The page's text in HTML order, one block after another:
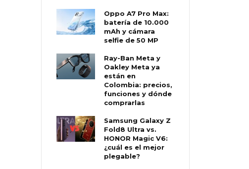
Oppo A7 Pro Max:
batería de 10.000
mAh y cámara
selfie de 50 MP
Ray-Ban Meta y
Oakley Meta ya
están en
Colombia: precios,
funciones y dónde
comprarlas
Samsung Galaxy Z
Fold8 Ultra vs.
HONOR Magic V6:
¿cuál es el mejor
plegable?